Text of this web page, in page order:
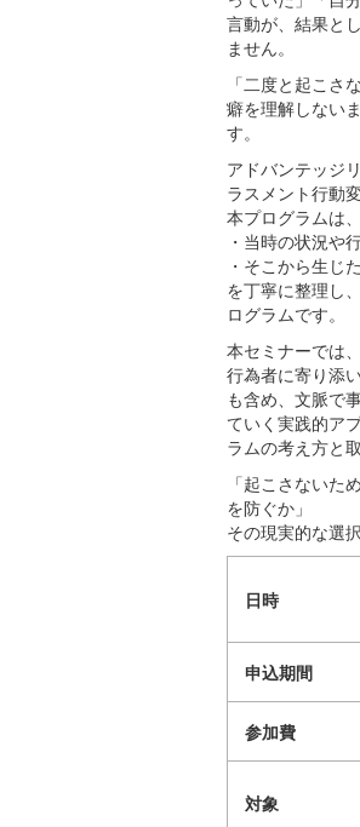
言動が、結果と
ません。
「二度と起こさ
癖を理解しない
す。
アドバンテッジ
ラスメント行動
本プログラムは
・当時の状況や
・そこから生じ
を丁寧に整理し
ログラムです。
本セミナーでは、
行為者に寄り添
も含め、文脈で
ていく実践的ア
ラムの考え方と
「起こさないた
を防ぐか」
その現実的な選
日時
申込期間
参加費
対象